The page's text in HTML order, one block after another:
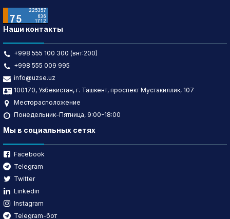
Наши контакты
+998 555 100 300 (внт:200)
+998 555 009 995
info@uzse.uz
100170, Узбекистан, г. Ташкент, проспект Мустакиллик, 107
Месторасположение
Понедельник-Пятница, 9:00-18:00
Мы в социальных сетях
Facebook
Telegram
Twitter
Linkedin
Instagram
Telegram-бот